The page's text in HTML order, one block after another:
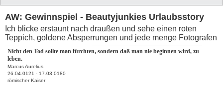
AW: Gewinnspiel - Beautyjunkies Urlaubsstory
Ich blicke erstaunt nach draußen und sehe einen roten
Teppich, goldene Absperrungen und jede menge Fotografen
Nicht den Tod sollte man fürchten, sondern daß man nie beginnen wird, zu
leben.
Marcus Aurelius
26.04.0121 - 17.03.0180
römischer Kaiser